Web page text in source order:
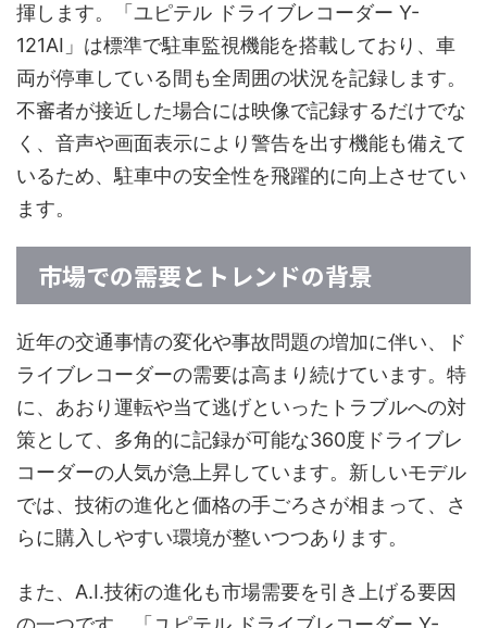
揮します。「ユピテル ドライブレコーダー Y-
121AI」は標準で駐車監視機能を搭載しており、車
両が停車している間も全周囲の状況を記録します。
不審者が接近した場合には映像で記録するだけでな
く、音声や画面表示により警告を出す機能も備えて
いるため、駐車中の安全性を飛躍的に向上させてい
ます。
市場での需要とトレンドの背景
近年の交通事情の変化や事故問題の増加に伴い、ド
ライブレコーダーの需要は高まり続けています。特
に、あおり運転や当て逃げといったトラブルへの対
策として、多角的に記録が可能な360度ドライブレ
コーダーの人気が急上昇しています。新しいモデル
では、技術の進化と価格の手ごろさが相まって、さ
らに購入しやすい環境が整いつつあります。
また、A.I.技術の進化も市場需要を引き上げる要因